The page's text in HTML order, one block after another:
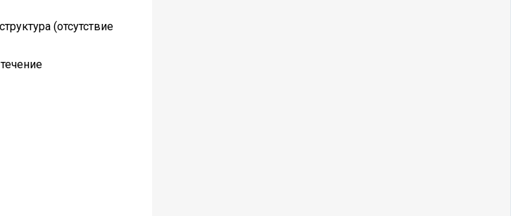
(отсутствие